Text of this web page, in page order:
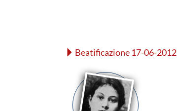
Beatificazione 17-06-2012